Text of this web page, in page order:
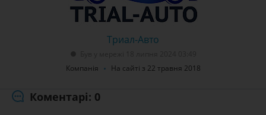
Триал-Авто
Компанія
На сайті з 22 травня 2018
Коментарі: 0